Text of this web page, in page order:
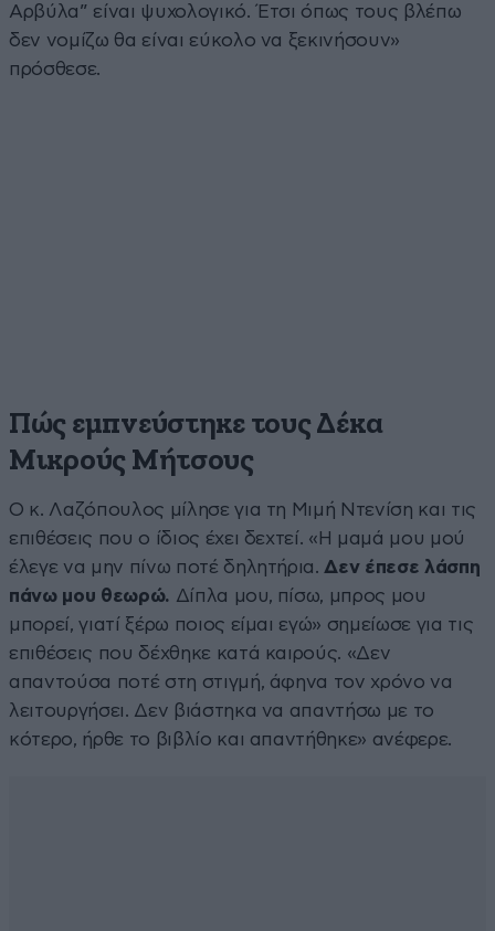
Αρβύλα” είναι ψυχολογικό. Έτσι όπως τους βλέπω
δεν νομίζω θα είναι εύκολο να ξεκινήσουν»
πρόσθεσε.
Πώς εμπνεύστηκε τους Δέκα
Μικρούς Μήτσους
Ο κ. Λαζόπουλος μίλησε για τη Μιμή Ντενίση και τις
επιθέσεις που ο ίδιος έχει δεχτεί. «Η μαμά μου μού
έλεγε να μην πίνω ποτέ δηλητήρια. Δεν έπεσε λάσπη
πάνω μου θεωρώ. Δίπλα μου, πίσω, μπρος μου
μπορεί, γιατί ξέρω ποιος είμαι εγώ» σημείωσε για τις
επιθέσεις που δέχθηκε κατά καιρούς. «Δεν
απαντούσα ποτέ στη στιγμή, άφηνα τον χρόνο να
λειτουργήσει. Δεν βιάστηκα να απαντήσω με το
κότερο, ήρθε το βιβλίο και απαντήθηκε» ανέφερε.